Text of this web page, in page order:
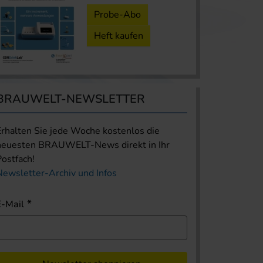
Probe-Abo
Heft kaufen
NEWSLETTER
Sie jede Woche kostenlos die
BRAUWELT-News direkt in Ihr
Archiv und Infos
Mail